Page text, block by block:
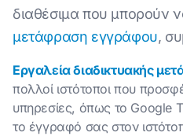
διαθέσιμα που μπορούν
μετάφραση εγγράφου,
Εργαλεία διαδικτυακής
πολλοί ιστότοποι που
υπηρεσίες, όπως το Google
το έγγραφό σας στον